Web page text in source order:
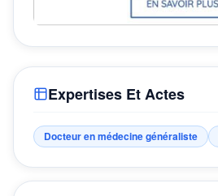
Expertises Et Actes
Docteur en médecine généraliste